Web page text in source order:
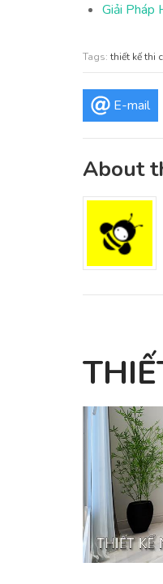
Giải Pháp
Tags: thiết kế thi
E-mail
About